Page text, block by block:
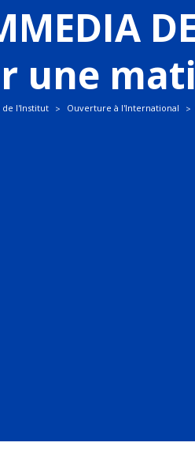
une
de l'Institut Ouverture à l'International